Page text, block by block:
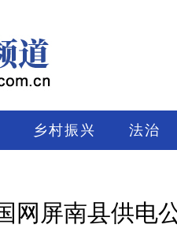
乡村振兴 法治
网屏南县供电